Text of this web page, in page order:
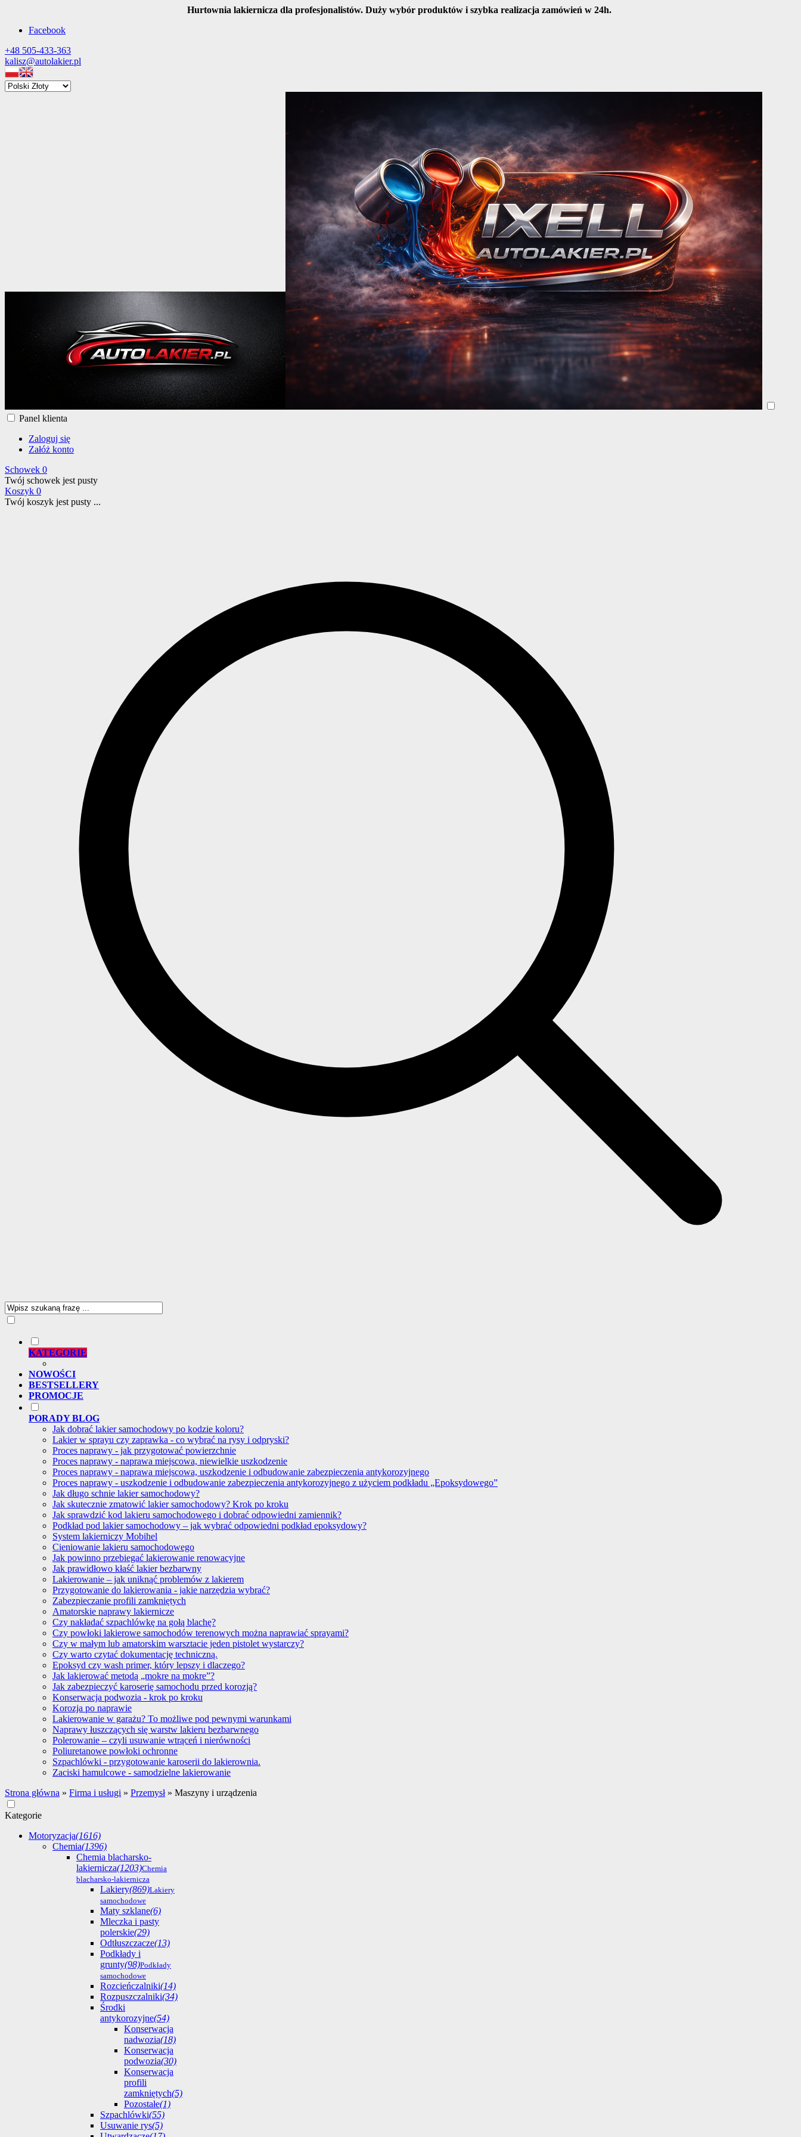
Hurtownia lakiernicza dla profesjonalistów. Duży wybór produktów i szybka realizacja zamówień w 24h.
Facebook
+48 505-433-363
kalisz@autolakier.pl
Panel klienta
Zaloguj się
Załóż konto
Schowek 0
Twój schowek jest pusty
Koszyk 0
Twój koszyk jest pusty ...
KATEGORIE
NOWOŚCI
BESTSELLERY
PROMOCJE
PORADY BLOG
Jak dobrać lakier samochodowy po kodzie koloru?
Lakier w sprayu czy zaprawka - co wybrać na rysy i odpryski?
Proces naprawy - jak przygotować powierzchnie
Proces naprawy - naprawa miejscowa, niewielkie uszkodzenie
Proces naprawy - naprawa miejscowa, uszkodzenie i odbudowanie zabezpieczenia antykorozyjnego
Proces naprawy - uszkodzenie i odbudowanie zabezpieczenia antykorozyjnego z użyciem podkładu „Epoksydowego”
Jak długo schnie lakier samochodowy?
Jak skutecznie zmatowić lakier samochodowy? Krok po kroku
Jak sprawdzić kod lakieru samochodowego i dobrać odpowiedni zamiennik?
Podkład pod lakier samochodowy – jak wybrać odpowiedni podkład epoksydowy?
System lakierniczy Mobihel
Cieniowanie lakieru samochodowego
Jak powinno przebiegać lakierowanie renowacyjne
Jak prawidłowo kłaść lakier bezbarwny
Lakierowanie – jak uniknąć problemów z lakierem
Przygotowanie do lakierowania - jakie narzędzia wybrać?
Zabezpieczanie profili zamkniętych
Amatorskie naprawy lakiernicze
Czy nakładać szpachlówkę na gołą blachę?
Czy powłoki lakierowe samochodów terenowych można naprawiać sprayami?
Czy w małym lub amatorskim warsztacie jeden pistolet wystarczy?
Czy warto czytać dokumentację techniczną.
Epoksyd czy wash primer, który lepszy i dlaczego?
Jak lakierować metodą „mokre na mokre”?
Jak zabezpieczyć karoserię samochodu przed korozją?
Konserwacja podwozia - krok po kroku
Korozja po naprawie
Lakierowanie w garażu? To możliwe pod pewnymi warunkami
Naprawy łuszczących się warstw lakieru bezbarwnego
Polerowanie – czyli usuwanie wtrąceń i nierówności
Poliuretanowe powłoki ochronne
Szpachlówki - przygotowanie karoserii do lakierownia.
Zaciski hamulcowe - samodzielne lakierowanie
Strona główna » Firma i usługi » Przemysł» Maszyny i urządzenia
Kategorie
Motoryzacja(1616)
Chemia(1396)
Chemia blacharsko-
lakiernicza(1203)Chemia
blacharsko-lakiernicza
Lakiery(869)Lakiery
samochodowe
Maty szklane(6)
Mleczka i pasty
polerskie(29)
Odtłuszczacze(13)
Podkłady i
grunty(98)Podkłady
samochodowe
Rozcieńczalniki(14)
Rozpuszczalniki(34)
Środki
antykorozyjne(54)
Konserwacja
nadwozia(18)
Konserwacja
podwozia(30)
Konserwacja
profili
zamkniętych(5)
Pozostałe(1)
Szpachlówki(55)
Usuwanie rys(5)